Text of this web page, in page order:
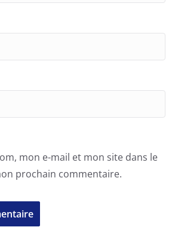
mon e-mail et mon site dans le
prochain commentaire.